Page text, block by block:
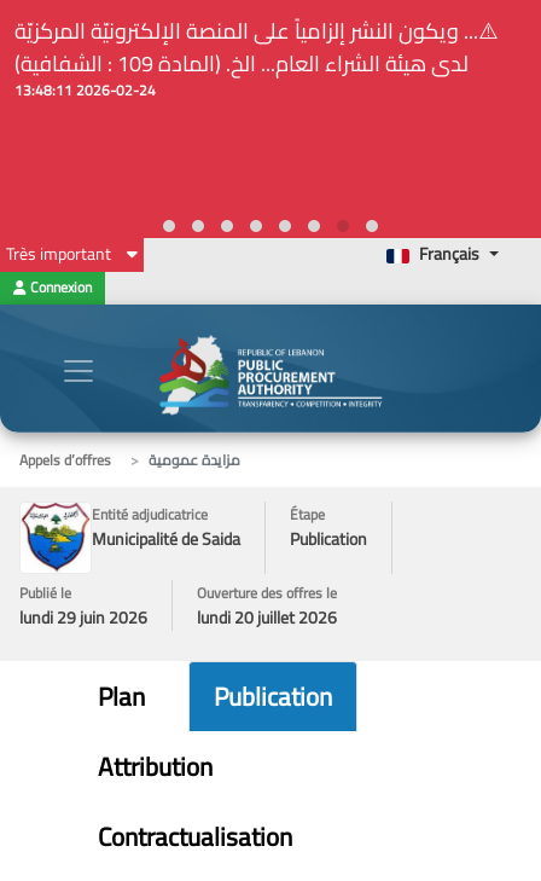
⚠️... ويكون النشر إلزامياً على المنصة الإلكترونيّة المركزيّة
لدى هيئة الشراء العام... الخ. (المادة 109 : الشفافية)
2026-02-24 13:48:11
Très important Français
Connexion
Appels d’offres
مزايدة عمومية
Entité adjudicatrice
Municipalité de Saida
Étape
Publication
Publié le
lundi 29 juin 2026
Ouverture des offres le
lundi 20 juillet 2026
Plan
Publication
Attribution
Contractualisation